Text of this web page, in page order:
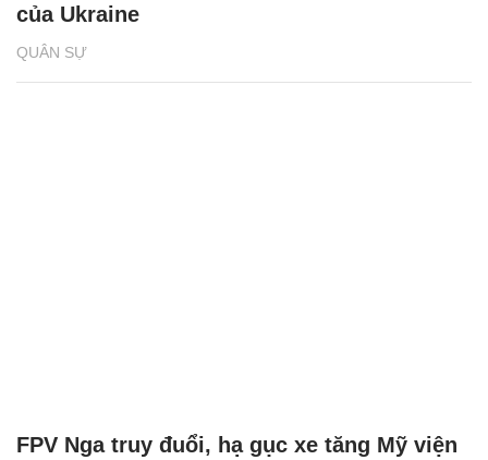
QUÂN SỰ
của Ukraine
FPV Nga truy đuổi, hạ gục xe tăng Mỹ viện